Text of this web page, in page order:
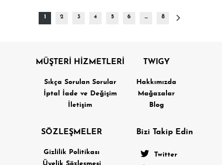
1 2 3 4 5 6 ... 8
MÜŞTERİ HİZMETLERİ
Sıkça Sorulan Sorular
İptal İade ve Değişim
İletişim
TWIGY
Hakkımızda
Mağazalar
Blog
SÖZLEŞMELER
Gizlilik Politikası
Bizi Takip Edin
Twitter